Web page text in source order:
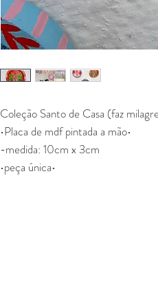
Coleção Santo de Casa (faz
•Placa de mdf pintada a mão•
-medida: 10cm x 3cm
•peça única•